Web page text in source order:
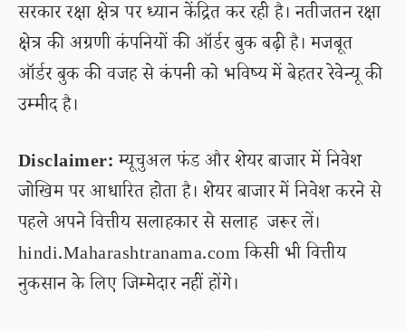
सरकार रक्षा क्षेत्र पर ध्यान केंद्रित कर रही है। नतीजतन रक्षा
क्षेत्र की अग्रणी कंपनियों की ऑर्डर बुक बढ़ी है। मजबूत
ऑर्डर बुक की वजह से कंपनी को भविष्य में बेहतर रेवेन्यू की
उम्मीद है।
Disclaimer:म्यूचुअल फंड और शेयर बाजार में निवेश
जोखिम पर आधारित होता है। शेयर बाजार में निवेश करने से
पहले अपने वित्तीय सलाहकार से सलाह जरूर लें।
hindi.Maharashtranama.com किसी भी वित्तीय
नुकसान के लिए जिम्मेदार नहीं होंगे।